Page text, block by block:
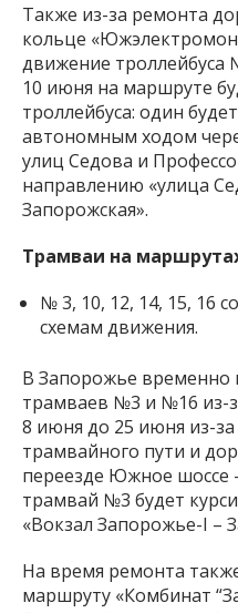
Также из-за ремонта
кольце
движение троллейбуса
10 июня на маршруте
троллейбуса: один
автономным ходом
улиц Седова и
направлению «улица
Запорожская».
Трамваи на
№ 3, 10, 12, 14, 15, 16
схемам движения.
В Запорожье временно
трамваев №3 и №16 из-
8 июня до 25 июня из-
трамвайного пути и
переезде Южное шоссе
трамвай №3 будет
«Вокзал Запорожье-I –
На время ремонта
маршруту «Комбинат